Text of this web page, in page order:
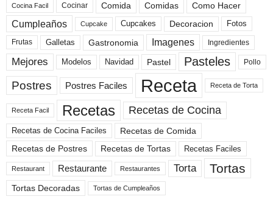
Cocina Facil Cocinar Comida Comidas Como Hacer
Cumpleaños Cupcake Cupcakes Decoracion Fotos
Frutas Galletas Gastronomia Imagenes Ingredientes
Mejores Modelos Navidad Pastel Pasteles Pollo
Postres Postres Faciles Receta Receta de Torta
Receta Facil Recetas Recetas de Cocina
Recetas de Cocina Faciles
Recetas de Comida
Recetas de Postres
Recetas de Tortas Recetas Faciles
Restaurant Restaurante Restaurantes Torta Tortas
Tortas Decoradas Tortas de Cumpleaños